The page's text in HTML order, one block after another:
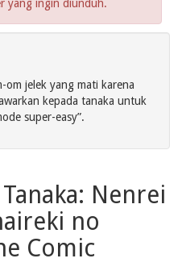
yang ingin diunduh.
om jelek yang mati karena
kepada tanaka untuk
super-easy”.
Nenrei
no
Comic